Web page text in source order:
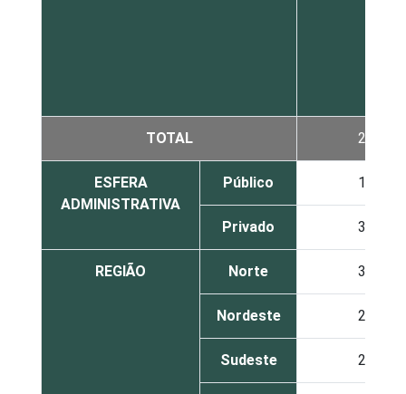
TOTAL 25
ESFERA
ADMINISTRATIVA
Público 19
Privado 31
REGIÃO Norte 30
Nordeste 22
Sudeste 24